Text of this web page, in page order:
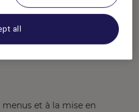
son restaurant "Le
passionné(e) et
et à la mise en
all